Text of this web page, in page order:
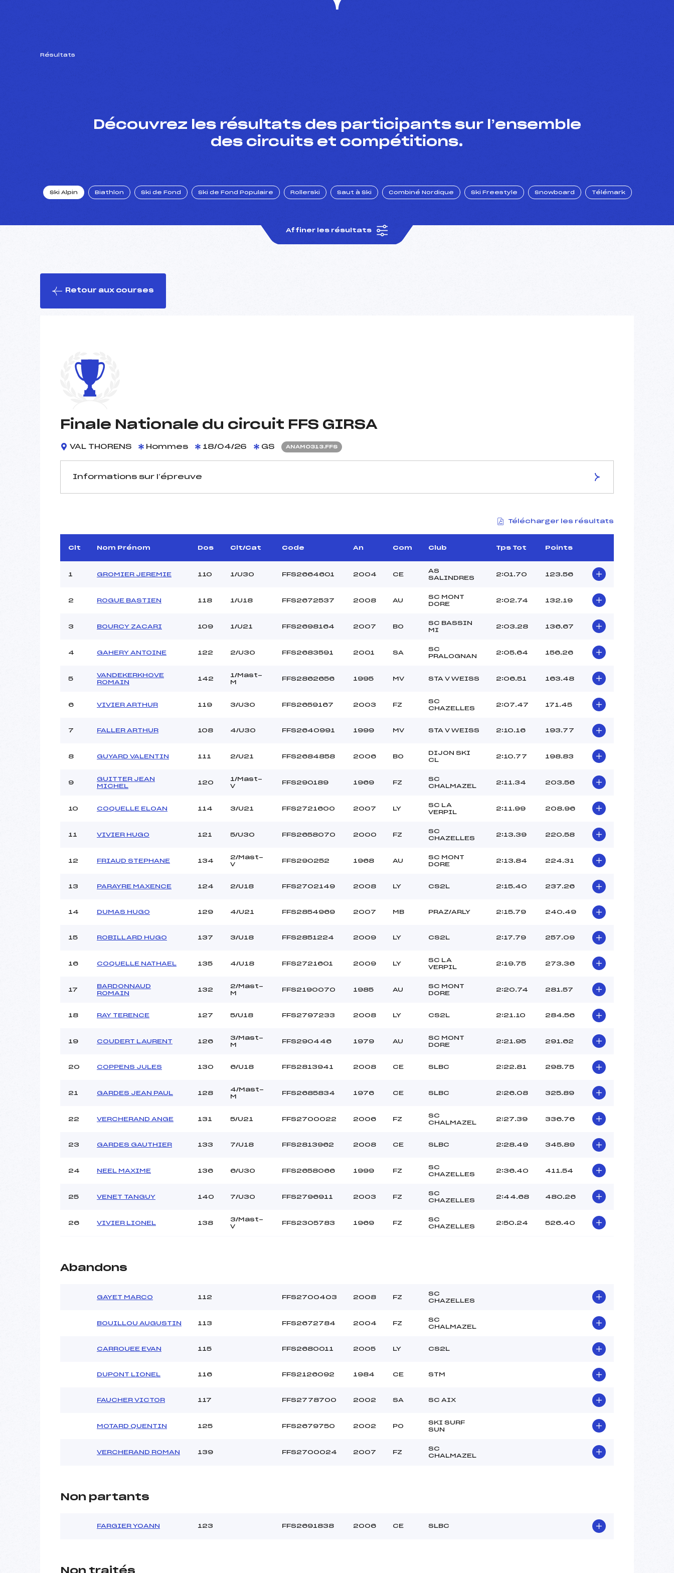
Résultats
Découvrez les résultats des participants sur l’ensemble
des circuits et compétitions.
Ski Alpin Biathlon Ski de Fond Ski de Fond Populaire Rollerski Saut à Ski Combiné Nordique Ski Freestyle Snowboard Télémark
Affiner les résultats
Retour aux courses
Finale Nationale du circuit FFS GIRSA
VAL THORENS Hommes 18/04/26 GS ANAM0313.FFS
Informations sur l’épreuve
Arbitre :
DUITTOZ SYLVAIN (LY)
Assistant :
STADE Y. RICHARD
Altitude départ :
2625
Altitude arrivée :
3465/11/17
MANCHE 1
Heure de départ :
10h
Ouvreurs A :
MARSELLA (LY)
Ouvreurs C :
Ouvreurs D :
Météo :
–
MANCHE 2
Heure de départ :
11H40
Ouvreurs A :
MARSELLA (LY)
Température départ :
Pénalité appliquée :
123.5600
Télécharger les résultats
Clt Nom Prénom Dos Clt/Cat Code An Com Club Tps Tot Points
1 GROMIER JEREMIE 110 1/U30 FFS2664601 2004 CE
AS
SALINDRES
2:01.70 123.56
2 ROGUE BASTIEN 118 1/U18 FFS2672537 2008 AU
SC MONT
DORE
2:02.74 132.19
3 BOURCY ZACARI 109 1/U21 FFS2698164 2007 BO
SC BASSIN
MI
2:03.28 136.67
4 GAHERY ANTOINE 122 2/U30 FFS2683591 2001 SA
SC
PRALOGNAN
2:05.64 156.26
5
VANDEKERKHOVE
ROMAIN
142
1/Mast-
M
FFS2862656 1995 MV STA V WEISS 2:06.51 163.48
6 VIVIER ARTHUR 119 3/U30 FFS2659167 2003 FZ
SC
CHAZELLES
2:07.47 171.45
7 FALLER ARTHUR 108 4/U30 FFS2640991 1999 MV STA V WEISS 2:10.16 193.77
8 GUYARD VALENTIN 111 2/U21 FFS2684858 2006 BO
DIJON SKI
CL
2:10.77 198.83
9
GUITTER JEAN
MICHEL
120
1/Mast-
V
FFS290189 1969 FZ
SC
CHALMAZEL
2:11.34 203.56
10 COQUELLE ELOAN 114 3/U21 FFS2721600 2007 LY
SC LA
VERPIL
2:11.99 208.96
11 VIVIER HUGO 121 5/U30 FFS2658070 2000 FZ
SC
CHAZELLES
2:13.39 220.58
12 FRIAUD STEPHANE 134
2/Mast-
V
FFS290252 1968 AU
SC MONT
DORE
2:13.84 224.31
13 PARAYRE MAXENCE 124 2/U18 FFS2702149 2008 LY CS2L 2:15.40 237.26
14 DUMAS HUGO 129 4/U21 FFS2854969 2007 MB PRAZ/ARLY 2:15.79 240.49
15 ROBILLARD HUGO 137 3/U18 FFS2851224 2009 LY CS2L 2:17.79 257.09
16 COQUELLE NATHAEL 135 4/U18 FFS2721601 2009 LY
SC LA
VERPIL
2:19.75 273.36
17
BARDONNAUD
ROMAIN
132
2/Mast-
M
FFS2190070 1985 AU
SC MONT
DORE
2:20.74 281.57
18 RAY TERENCE 127 5/U18 FFS2797233 2008 LY CS2L 2:21.10 284.56
19 COUDERT LAURENT 126
3/Mast-
M
FFS290446 1979 AU
SC MONT
DORE
2:21.95 291.62
20 COPPENS JULES 130 6/U18 FFS2813941 2008 CE SLBC 2:22.81 298.75
21 GARDES JEAN PAUL 128
4/Mast-
M
FFS2685834 1976 CE SLBC 2:26.08 325.89
22 VERCHERAND ANGE 131 5/U21 FFS2700022 2006 FZ
SC
CHALMAZEL
2:27.39 336.76
23 GARDES GAUTHIER 133 7/U18 FFS2813962 2008 CE SLBC 2:28.49 345.89
24 NEEL MAXIME 136 6/U30 FFS2658066 1999 FZ
SC
CHAZELLES
2:36.40 411.54
25 VENET TANGUY 140 7/U30 FFS2796911 2003 FZ
SC
CHAZELLES
2:44.68 480.26
26 VIVIER LIONEL 138
3/Mast-
V
FFS2305783 1969 FZ
SC
CHAZELLES
2:50.24 526.40
Abandons
GAYET MARCO 112 FFS2700403 2008 FZ
SC
CHAZELLES
BOUILLOU AUGUSTIN 113 FFS2672784 2004 FZ
SC
CHALMAZEL
CARROUEE EVAN 115 FFS2680011 2005 LY CS2L
DUPONT LIONEL 116 FFS2126092 1984 CE STM
FAUCHER VICTOR 117 FFS2778700 2002 SA SC AIX
MOTARD QUENTIN 125 FFS2679750 2002 PO
SKI SURF
SUN
VERCHERAND ROMAN 139 FFS2700024 2007 FZ
SC
CHALMAZEL
Non partants
FARGIER YOANN 123 FFS2691838 2006 CE SLBC
Non traités